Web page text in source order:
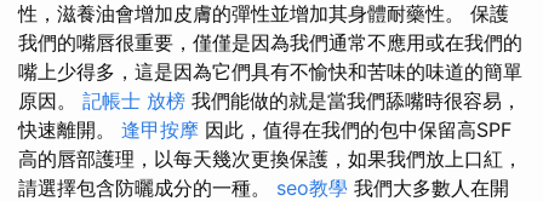
性，滋養油會增加皮膚的彈性並增加其身體耐藥性。 保護
我們的嘴唇很重要，僅僅是因為我們通常不應用或在我們的
嘴上少得多，這是因為它們具有不愉快和苦味的味道的簡單
原因。 記帳士 放榜 我們能做的就是當我們舔嘴時很容易，
快速離開。 逢甲按摩 因此，值得在我們的包中保留高SPF
高的唇部護理，以每天幾次更換保護，如果我們放上口紅，
請選擇包含防曬成分的一種。 seo教學 我們大多數人在開